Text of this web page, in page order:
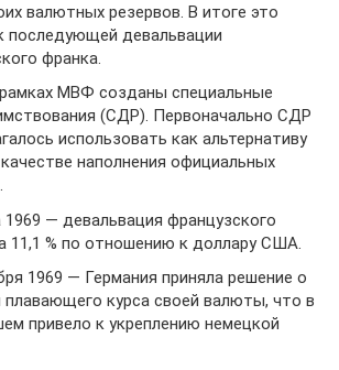
валютных резервов. В итоге это
последующей девальвации
франка.
МВФ созданы специальные
(СДР). Первоначально СДР
использовать как альтернативу
наполнения официальных
1969 — девальвация французского
11,1 % по отношению к доллару США.
1969 — Германия приняла решение о
плавающего курса своей валюты, что в
привело к укреплению немецкой